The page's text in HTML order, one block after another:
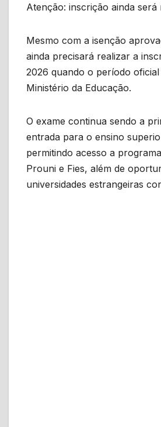
Atenção: inscrição ainda será
Mesmo com a isenção
ainda precisará realizar a
2026 quando o período
Ministério da Educação.
O exame continua sendo a
entrada para o ensino
permitindo acesso a
Prouni e Fies, além de
universidades estrangeiras